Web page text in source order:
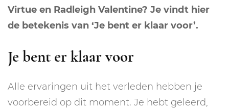
Virtue en Radleigh Valentine? Je vindt hier
de betekenis van ‘Je bent er klaar voor’.
Je bent er klaar voor
Alle ervaringen uit het verleden hebben je
voorbereid op dit moment. Je hebt geleerd,